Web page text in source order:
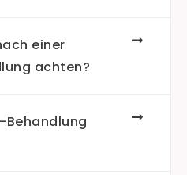
einer
achten?
Behandlung